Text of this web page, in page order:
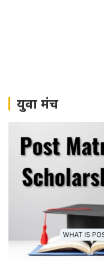
युवा मंच